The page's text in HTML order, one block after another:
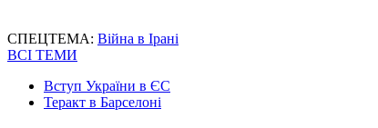
СПЕЦТЕМА: Війна в Ірані
ВСІ ТЕМИ
Вступ України в ЄС
Теракт в Барселоні